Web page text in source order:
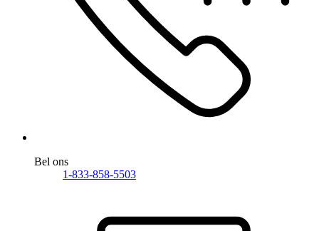
Bel ons
1-833-858-5503